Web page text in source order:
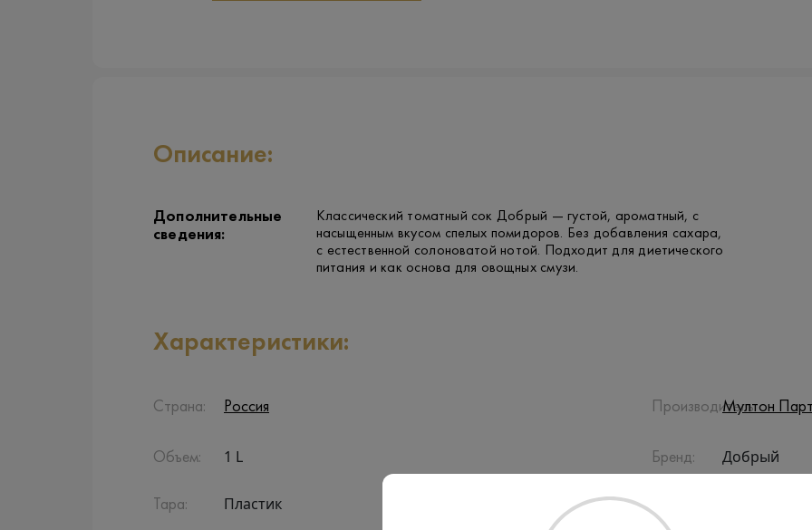
Описание:
Дополнительные
сведения:
Классический томатный сок Добрый — густой, ароматный, с
насыщенным вкусом спелых помидоров. Без добавления сахара,
с естественной солоноватой нотой. Подходит для диетического
питания и как основа для овощных смузи.
Характеристики:
Страна: Россия Производитель:
Мултон
Объем: 1 L Бренд: Добрый
Тара: Пластик